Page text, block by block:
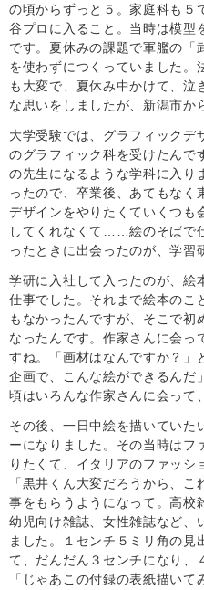
の頃からずっと５。家庭科も５
谷プロに入ること。当時は模型
です。夏休みの課題で軍艦の「
を使わずにつくっていました。
も大変で、夏休み中かけて、
な思いをしましたが、新潟市か
大学受験では、グラフィックデ
のグラフィック科を受けたんで
の先生になるような学科に入り
ったので、卒業後、あてもなく
デザインをやりたくていくつも
してくれなくて……絵のそばで
ったときに出会ったのが、学習
学研に入社して入ったのが、絵
仕事でした。それまで絵本のこ
もなかったんですが、そこで初
なったんです。作家さんに会っ
すね。「画材はなんですか？」
企画で、こんな絵ができるんだ
頃はいろんな作家さんに会って
その後、一日中絵を描いていた
ーになりました。その当時はフ
りたくて、イタリアのファッシ
「黒井くん大変だろうから、
事をもらうようになって。高校
幼児向け雑誌、女性雑誌など、
ました。１センチ５ミリ角の見
て、だんだん３センチになり、
「じゃあこの付録の表紙描い